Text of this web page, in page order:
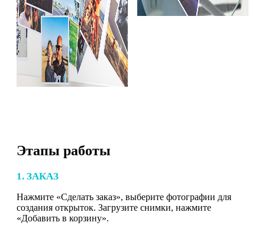
Этапы работы
1. ЗАКАЗ
Нажмите «Сделать заказ», выберите фотографии для
создания открыток. Загрузите снимки, нажмите
«Добавить в корзину».